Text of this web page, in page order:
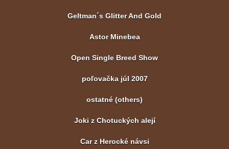
Geltman´s Glitter And Gold
Astor Minebea
Open Single Breed Show
poľovačka júl 2007
ostatné (others)
Joki z Chotuckých alejí
Car z Herocké návsi